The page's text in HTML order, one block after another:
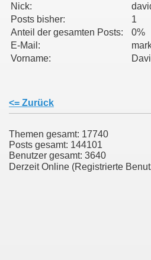
Nick:
Posts bisher:
1
Anteil der gesamten Posts:
0%
E-Mail:
Vorname:
<= Zurück
Themen gesamt: 17740
Posts gesamt: 144101
Benutzer gesamt: 3640
Derzeit Online (Registrierte